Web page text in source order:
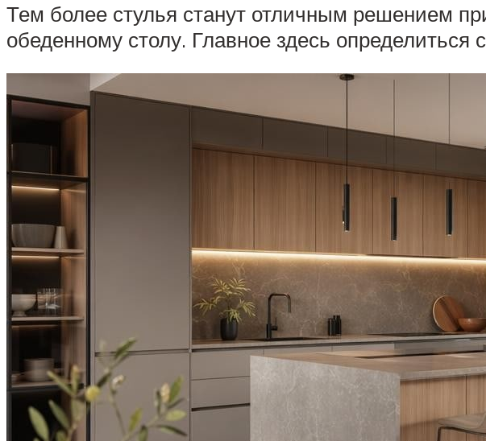
Тем более стулья станут отличным решением
обеденному столу. Главное здесь